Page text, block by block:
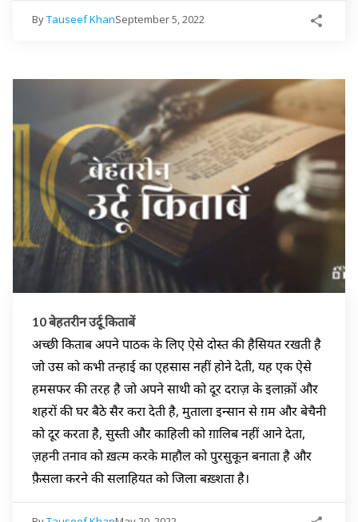
ByTauseef KhanSeptember 5, 2022
10 बेहतरीन उर्दू किताबें
अच्छी किताब अपने पाठक के लिए ऐसे दोस्त की हैसियत रखती है
जो उस को कभी तन्हाई का एहसास नहीं होने देती, यह एक ऐसे
हमसफर की तरह है जो अपने साथी को दूर दराज़ के इलाक़ों और
शहरों की घर बैठे सैर करा देती है, मुताला इन्सान से ग़म और बेचैनी
को दूर करता है, सुस्ती और काहिली को ग़ालिब नहीं आने देता,
ज़हनी तनाव को ख़त्म करके माहौल को पुरसुकून बनाता है और
फ़ैसला करने की सलाहियत को जिला बख़्शता है।